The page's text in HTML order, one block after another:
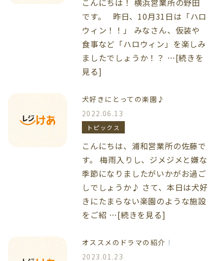
こんにちは！ 横浜営業所の野田
です。 昨日、10月31日は「ハロ
ウィン！！」 みなさん、仮装や
食事など「ハロウィン」を楽しみ
ましたでしょうか！？ …[続きを
見る]
犬好きにとっての楽園♪
2022.06.13
トピックス
こんにちは、浦和営業所の佐藤で
す。 梅雨入りし、ジメジメと嫌な
季節になりましたがいかがお過ご
しでしょうか♪ さて、本日は犬好
きにたまらない楽園のような施設
をご紹 …[続きを見る]
オススメのドラマの紹介
2023.01.23